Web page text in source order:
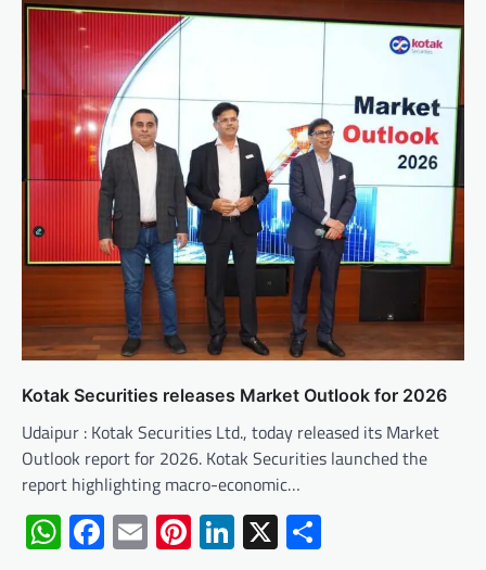
Kotak Securities releases Market Outlook for 2026
Udaipur : Kotak Securities Ltd., today released its Market
Outlook report for 2026. Kotak Securities launched the
report highlighting macro-economic…
WhatsApp
Facebook
EmailPinterest
LinkedIn
X